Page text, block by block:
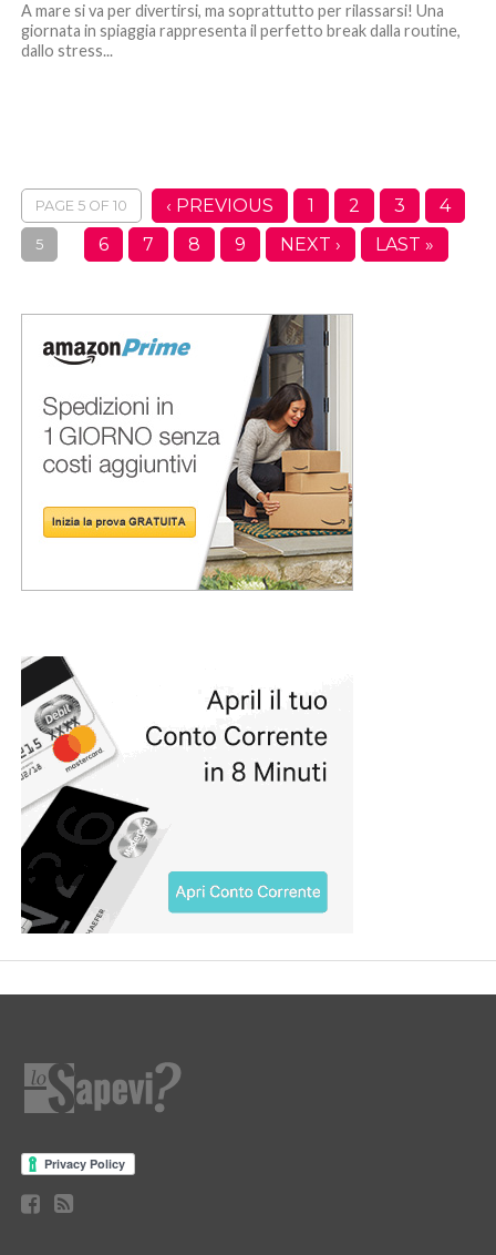
A mare si va per divertirsi, ma soprattutto per rilassarsi! Una
giornata in spiaggia rappresenta il perfetto break dalla routine,
dallo stress...
PAGE 5 OF 10 ‹ PREVIOUS 1 2 3 4
5 6 7 8 9 NEXT › LAST »